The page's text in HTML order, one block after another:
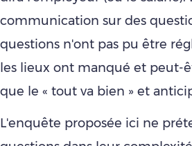
communication sur des
questions n'ont pas pu être
les lieux ont manqué et peut-
que le « tout va bien » et
L'enquête proposée ici ne